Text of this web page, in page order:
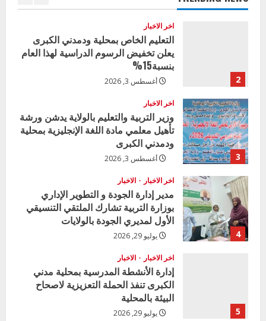
e
e
a
d
i
n
g
2
اخر الاخبار
التعليم الخاص بمحلية ودمدني الكبرى
يعلن تخفيض الرسوم الدراسية لهذا العام
بنسبة15%
أغسطس 3, 2026
3
اخر الاخبار
وزير التربية والتعليم بالولاية يدشن ورشة
تأهيل معلمي مادة اللغة الإنجليزية بمحلية
ودمدني الكبرى
أغسطس 3, 2026
4
اخر الاخبار الاخبار
مدير إدارة الجودة و التطوير الإداري
بوزارة التربية تشارك الملتقي التنسيقي
الأول لمديري الجودة بالولايات
يوليو 29, 2026
5
اخر الاخبار الاخبار
إدارة الأنشطة المدرسية بمحلية مدني
الكبرى تنفذ الحملة التعزيزية لاصحاح
البيئة بالمحلية
يوليو 29, 2026